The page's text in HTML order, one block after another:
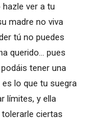
ver a tu
madre no viva
tú no puedes
querido... pues
tener una
es lo que tu suegra
límites, y ella
ciertas